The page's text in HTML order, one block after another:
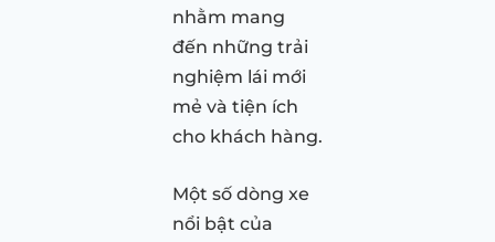
nhằm mang
đến những trải
nghiệm lái mới
mẻ và tiện ích
cho khách hàng.
Một số dòng xe
nổi bật của